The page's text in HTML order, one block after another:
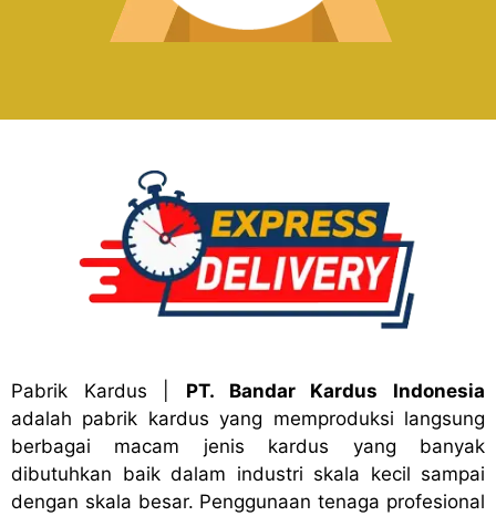
Pabrik Kardus
PT. Bandar Kardus Indonesia
adalah pabrik kardus yang memproduksi langsung
berbagai macam jenis kardus yang banyak
dibutuhkan baik dalam industri skala kecil sampai
dengan skala besar. Penggunaan tenaga profesional